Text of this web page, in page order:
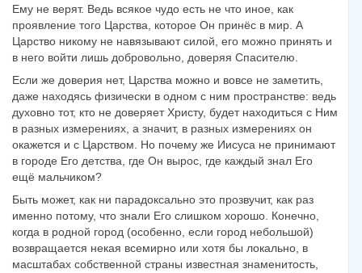
Ему не верят. Ведь всякое чудо есть не что иное, как
проявление того Царства, которое Он принёс в мир. А
Царство никому не навязывают силой, его можно принять и
в него войти лишь добровольно, доверяя Спасителю.
Если же доверия нет, Царства можно и вовсе не заметить,
даже находясь физически в одном с ним пространстве: ведь
духовно тот, кто не доверяет Христу, будет находиться с Ним
в разных измерениях, а значит, в разных измерениях он
окажется и с Царством. Но почему же Иисуса не принимают
в городе Его детства, где Он вырос, где каждый знал Его
ещё мальчиком?
Быть может, как ни парадоксально это прозвучит, как раз
именно потому, что знали Его слишком хорошо. Конечно,
когда в родной город (особенно, если город небольшой)
возвращается некая всемирно или хотя бы локально, в
масштабах собственной страны известная знаменитость,